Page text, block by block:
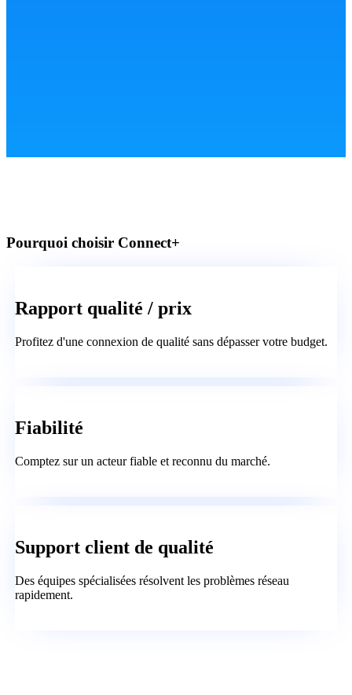
Pourquoi choisir Connect+
Rapport qualité / prix
Profitez d'une connexion de qualité sans dépasser votre budget.
Fiabilité
Comptez sur un acteur fiable et reconnu du marché.
Support client de qualité
Des équipes spécialisées résolvent les problèmes réseau
rapidement.